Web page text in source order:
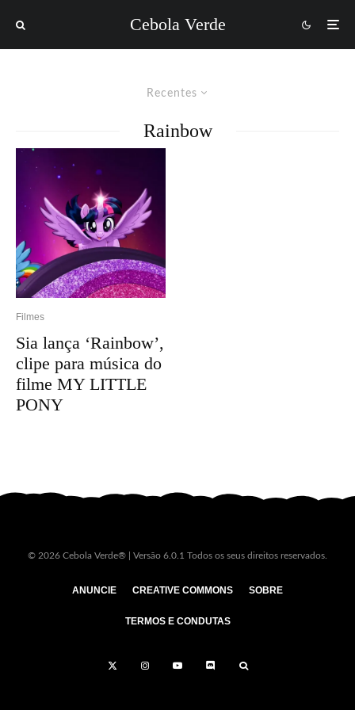
Cebola Verde
Recentes
Rainbow
Filmes
Sia lança ‘Rainbow’,
clipe para música do
filme MY LITTLE
PONY
© 2026 Cebola Verde® | Versão 6.0.1 Todos os seus direitos reservados.
ANUNCIE CREATIVE COMMONS SOBRE
TERMOS E CONDUTAS